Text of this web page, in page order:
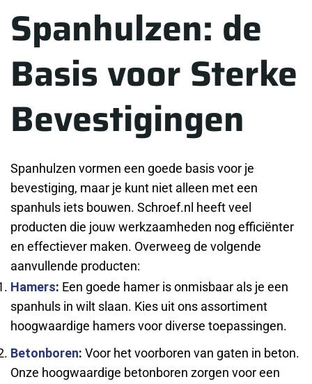
Spanhulzen: de
Basis voor Sterke
Bevestigingen
Spanhulzen vormen een goede basis voor je
bevestiging, maar je kunt niet alleen met een
spanhuls iets bouwen. Schroef.nl heeft veel
producten die jouw werkzaamheden nog efficiënter
en effectiever maken. Overweeg de volgende
aanvullende producten:
Hamers: Een goede hamer is onmisbaar als je een
spanhuls in wilt slaan. Kies uit ons assortiment
hoogwaardige hamers voor diverse toepassingen.
Betonboren: Voor het voorboren van gaten in beton.
Onze hoogwaardige betonboren zorgen voor een